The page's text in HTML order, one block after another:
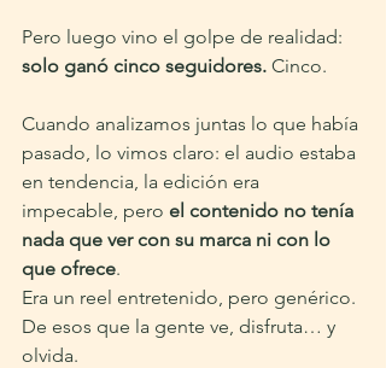
Pero luego vino el golpe de realidad:
solo ganó cinco seguidores. Cinco.
Cuando analizamos juntas lo que había
pasado, lo vimos claro: el audio estaba
en tendencia, la edición era
impecable, pero el contenido no tenía
nada que ver con su marca ni con lo
que ofrece.
Era un reel entretenido, pero genérico.
De esos que la gente ve, disfruta… y
olvida.